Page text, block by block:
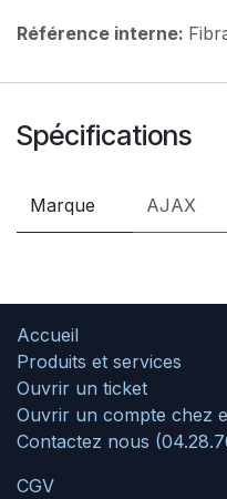
Référence interne:
Spécifications
Marque AJAX
Accueil
Produits et services
Ouvrir un ticket
Ouvrir un compte chez
Contactez nous
CGV